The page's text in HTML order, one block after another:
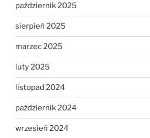
październik 2025
sierpień 2025
marzec 2025
luty 2025
listopad 2024
październik 2024
wrzesień 2024